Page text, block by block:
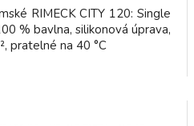
RIMECK CITY 120: Single
% bavlna, silikonová úprava,
pratelné na 40 °C